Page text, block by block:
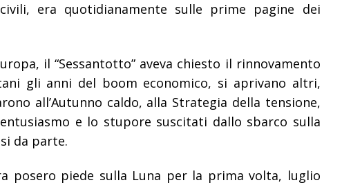
era quotidianamente sulle prime pagine dei
il “Sessantotto” aveva chiesto il rinnovamento
gli anni del boom economico, si aprivano altri,
all’Autunno caldo, alla Strategia della tensione,
e lo stupore suscitati dallo sbarco sulla
da parte.
posero piede sulla Luna per la prima volta, luglio